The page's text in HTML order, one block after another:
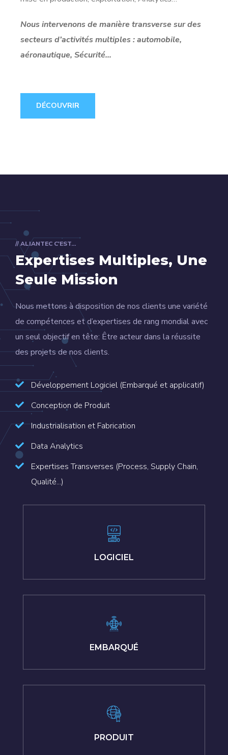
Nous intervenons de manière transverse sur des
secteurs d’activités multiples : automobile,
aéronautique, Sécurité…
DÉCOUVRIR
// ALIANTEC C'EST...
Expertises Multiples, Une
Seule Mission
Nous mettons à disposition de nos clients une variété
de compétences et d’expertises de rang mondial avec
un seul objectif en tête: Être acteur dans la réussite
des projets de nos clients.
Développement Logiciel (Embarqué et applicatif)
Conception de Produit
Industrialisation et Fabrication
Data Analytics
Expertises Transverses (Process, Supply Chain,
Qualité...)
LOGICIEL
EMBARQUÉ
PRODUIT